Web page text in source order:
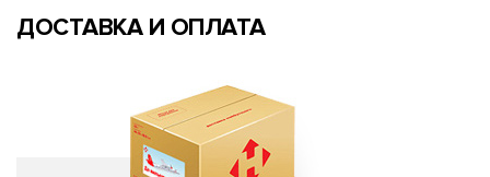
ДОСТАВКА И ОПЛАТА